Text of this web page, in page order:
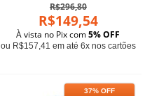
R$296,80
R$149,54
À vista no Pix com5% OFF
ou R$157,41 em até 6x nos cartões
37% OFF